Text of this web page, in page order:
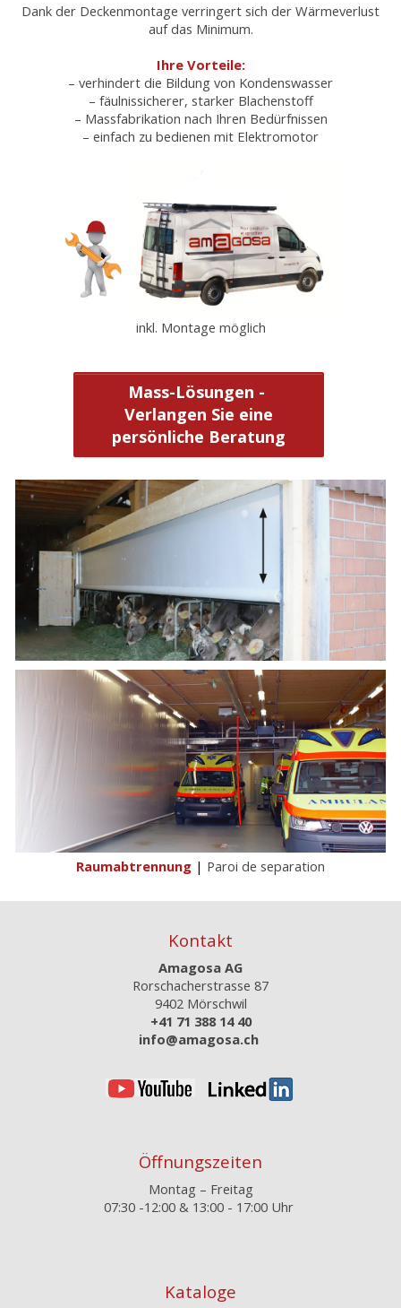
Dank der Deckenmontage verringert sich der Wärmeverlust
auf das Minimum.
Ihre Vorteile:
– verhindert die Bildung von Kondenswasser
– fäulnissicherer, starker Blachenstoff
– Massfabrikation nach Ihren Bedürfnissen
– einfach zu bedienen mit Elektromotor
inkl. Montage möglich
Mass-Lösungen -
Verlangen Sie eine
persönliche Beratung
Raumabtrennung | Paroi de separation
Kontakt
Amagosa AG
Rorschacherstrasse 87
9402 Mörschwil
+41 71 388 14 40
info@amagosa.ch
Öffnungszeiten
Montag – Freitag
07:30 -12:00 & 13:00 - 17:00 Uhr
Kataloge